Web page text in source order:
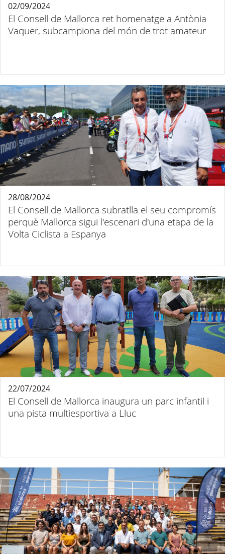
El Consell de Mallorca ret homenatge a Antònia
Vaquer, subcampiona del món de trot amateur
02/09/2024
El Consell de Mallorca subratlla el seu compromís
perquè Mallorca sigui l'escenari d'una etapa de la
Volta Ciclista a Espanya
28/08/2024
El Consell de Mallorca inaugura un parc infantil i
una pista multiesportiva a Lluc
22/07/2024